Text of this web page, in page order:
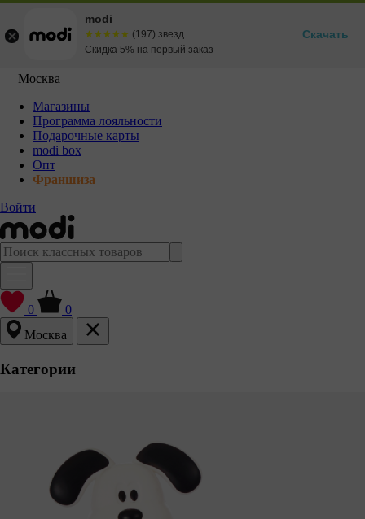
Москва
Магазины
Программа лояльности
Подарочные карты
modi box
Опт
Франшиза
Войти
0
0
Москва
Категории
modi
☆☆☆☆☆
★★★★★ (197) звезд
Скидка 5% на первый заказ
Скачать